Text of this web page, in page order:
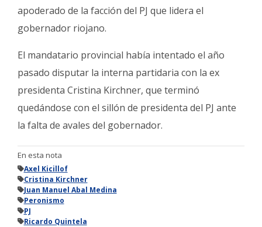
apoderado de la facción del PJ que lidera el
gobernador riojano.
El mandatario provincial había intentado el año
pasado disputar la interna partidaria con la ex
presidenta Cristina Kirchner, que terminó
quedándose con el sillón de presidenta del PJ ante
la falta de avales del gobernador.
En esta nota
Axel Kicillof
Cristina Kirchner
Juan Manuel Abal Medina
Peronismo
PJ
Ricardo Quintela